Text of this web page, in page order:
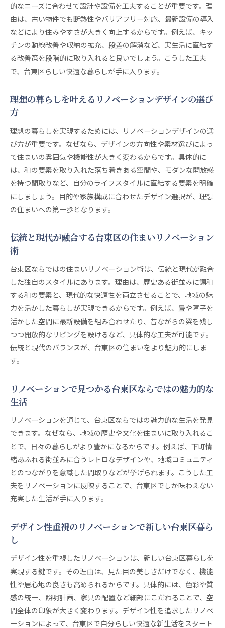
台東区のリノベーション物件で彩る豊かな毎日
快適さと個性を両立する台東区マンション選び
リノベーションマンションで快適な台東区暮らし
を実現
個性とデザイン性を重視した物件選びのポイント
ン
住み心地とデザイン性が光る台東区物件の魅力
リノベーションで差がつく台東区マンション選び
デザイン性重視ならリノベーションがおすすめ
リノベーションデザインが叶える洗練された住ま
い
台東区で見つかるデザイン性高いリノベーション
デザイン性を重視したリノベーションのポイント
台東区の物件選びはリノベーションで差をつける
住まいの印象を変えるリノベーションデザインの
工夫
デザイン重視派におすすめのリノベーション事例
賃貸も購入も台東区でリノベーション物件探し
リノベーションマンションの賃貸と購入で迷った
び方
賃貸と購入で異なるリノベーションのメリット比
較
台東区リノベーション物件の探し方とポイントを
解説
理想のリノベーションデザインを賃貸・購入で実
現
東京で注目の団地リノベーション住まいの魅力
る
分譲団地リノベーションの新しい住まい方を提案
団地リノベーションで実現するデザイン性ある暮
らし
東京の団地物件をリノベーションで賢く選ぶコツ
的なニーズに合わせて設計や設備を工夫することが重要です。理
由は、古い物件でも断熱性やバリアフリー対応、最新設備の導入
などにより住みやすさが大きく向上するからです。例えば、キッ
チンの動線改善や収納の拡充、段差の解消など、実生活に直結す
る改善策を段階的に取り入れると良いでしょう。こうした工夫
で、台東区らしい快適な暮らしが手に入ります。
理想の暮らしを叶えるリノベーションデザインの選び
方
理想の暮らしを実現するためには、リノベーションデザインの選
び方が重要です。なぜなら、デザインの方向性や素材選びによっ
て住まいの雰囲気や機能性が大きく変わるからです。具体的に
は、和の要素を取り入れた落ち着きある空間や、モダンな開放感
を持つ間取りなど、自分のライフスタイルに直結する要素を明確
にしましょう。目的や家族構成に合わせたデザイン選択が、理想
の住まいへの第一歩となります。
伝統と現代が融合する台東区の住まいリノベーション
術
台東区ならではの住まいリノベーション術は、伝統と現代が融合
した独自のスタイルにあります。理由は、歴史ある街並みに調和
する和の要素と、現代的な快適性を両立させることで、地域の魅
力を活かした暮らしが実現できるからです。例えば、畳や障子を
活かした空間に最新設備を組み合わせたり、昔ながらの梁を残し
つつ開放的なリビングを設けるなど、具体的な工夫が可能です。
伝統と現代のバランスが、台東区の住まいをより魅力的にしま
す。
リノベーションで見つかる台東区ならではの魅力的な
生活
リノベーションを通じて、台東区ならではの魅力的な生活を発見
できます。なぜなら、地域の歴史や文化を住まいに取り入れるこ
とで、日々の暮らしがより豊かになるからです。例えば、下町情
緒あふれる街並みに合うレトロなデザインや、地域コミュニティ
とのつながりを意識した間取りなどが挙げられます。こうした工
夫をリノベーションに反映することで、台東区でしか味わえない
充実した生活が手に入ります。
デザイン性重視のリノベーションで新しい台東区暮ら
し
デザイン性を重視したリノベーションは、新しい台東区暮らしを
実現する鍵です。その理由は、見た目の美しさだけでなく、機能
性や居心地の良さも高められるからです。具体的には、色彩や質
感の統一、照明計画、家具の配置など細部にこだわることで、空
間全体の印象が大きく変わります。デザイン性を追求したリノベ
ーションによって、台東区で自分らしい快適な新生活をスタート